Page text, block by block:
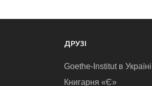
ДРУЗІ
Goethe-Institut в Україні
Книгарня «Є»